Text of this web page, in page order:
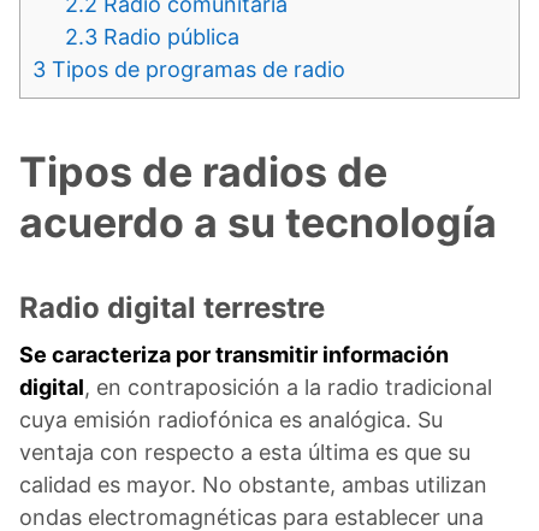
2.3 Radio pública
3 Tipos de programas de radio
Tipos de radios de
acuerdo a su tecnología
Radio digital terrestre
Se caracteriza por transmitir información
digital, en contraposición a la radio tradicional
cuya emisión radiofónica es analógica. Su
ventaja con respecto a esta última es que su
calidad es mayor. No obstante, ambas utilizan
ondas electromagnéticas para establecer una